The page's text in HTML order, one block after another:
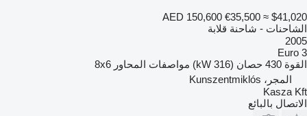
AED 150,600 €35,500 ≈ $41,020
الشاحنات - شاحنة قلابة
2005
Euro 3
القوة 430 حصان (316 kW) مواصفات المحاور 8x6
المجر، Kunszentmiklós
Kasza Kft
الاتصال بالبائع